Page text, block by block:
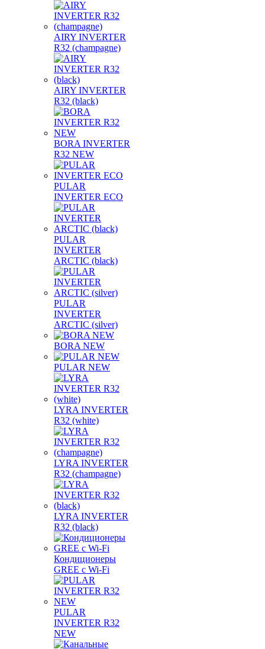
AIRY INVERTER
R32 (champagne)
AIRY INVERTER
R32 (black)
BORA INVERTER
R32 NEW
PULAR
INVERTER ECO
PULAR
INVERTER
ARCTIC (black)
PULAR
INVERTER
ARCTIC (silver)
BORA NEW
PULAR NEW
LYRA INVERTER
R32 (white)
LYRA INVERTER
R32 (champagne)
LYRA INVERTER
R32 (black)
Кондиционеры
GREE с Wi-Fi
PULAR
INVERTER R32
NEW